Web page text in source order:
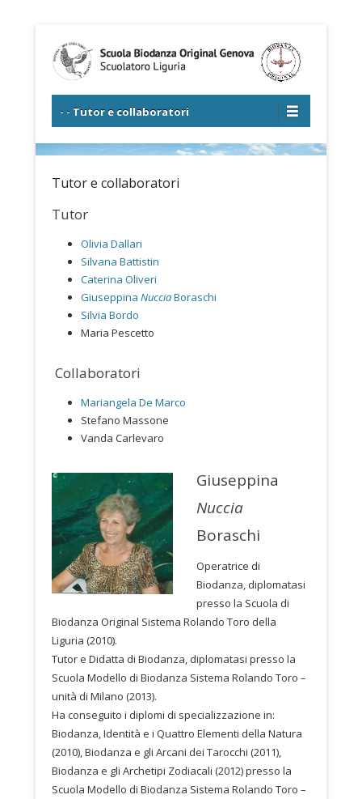
Scuolatoro Liguria
Menu principale
Salta al contenuto
- - Tutor e collaboratori
Tutor e collaboratori
Tutor
Olivia Dallari
Silvana Battistin
Caterina Oliveri
Giuseppina NucciaBoraschi
Silvia Bordo
Maria Pescetto
Collaboratori
Mariangela De Marco
Stefano Massone
Vanda Carlevaro
Giuseppina
Nuccia
Boraschi
Operatrice di
Biodanza, diplomatasi
presso la Scuola di
Biodanza Original Sistema Rolando Toro della
Liguria (2010).
Tutor e Didatta di Biodanza, diplomatasi presso la
Scuola Modello di Biodanza Sistema Rolando Toro –
unità di Milano (2013).
Ha conseguito i diplomi di specializzazione in:
Biodanza, Identità e i Quattro Elementi della Natura
(2010), Biodanza e gli Arcani dei Tarocchi (2011),
Biodanza e gli Archetipi Zodiacali (2012) presso la
Scuola Modello di Biodanza Sistema Rolando Toro –